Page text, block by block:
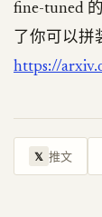
fine-tuned
了你可以拼
https://
𝕏 推文